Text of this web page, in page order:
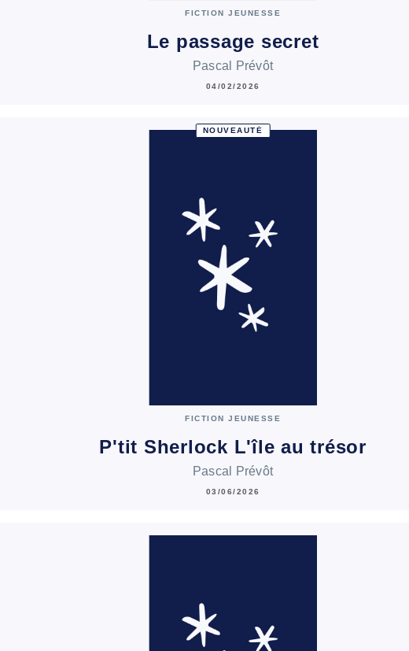
FICTION JEUNESSE
Le passage secret
Pascal Prévôt
04/02/2026
NOUVEAUTÉ
FICTION JEUNESSE
P'tit Sherlock L'île au trésor
Pascal Prévôt
03/06/2026